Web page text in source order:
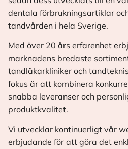
dentala förbrukningsartiklar
tandvården i hela Sverige.
Med över 20 års erfarenhet
marknadens bredaste
tandläkarkliniker och
fokus är att kombinera
snabba leveranser och
produktkvalitet.
Vi utvecklar kontinuerligt vår
erbjudande för att göra det